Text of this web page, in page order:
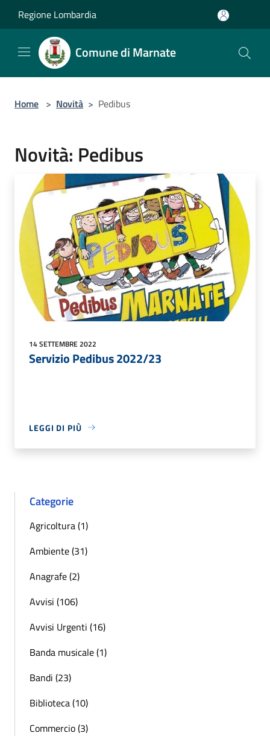
Regione Lombardia
Comune di Marnate
Home > Novità > Pedibus
Novità: Pedibus
14 SETTEMBRE 2022
Servizio Pedibus 2022/23
LEGGI DI PIÙ
Categorie
Agricoltura (1)
Ambiente (31)
Anagrafe (2)
Avvisi (106)
Avvisi Urgenti (16)
Banda musicale (1)
Bandi (23)
Biblioteca (10)
Commercio (3)